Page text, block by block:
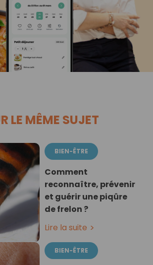
LE MÊME SUJET
BIEN-ÊTRE
Comment
reconnaître, prévenir
et guérir une piqûre
de frelon ?
Lire la suite
BIEN-ÊTRE